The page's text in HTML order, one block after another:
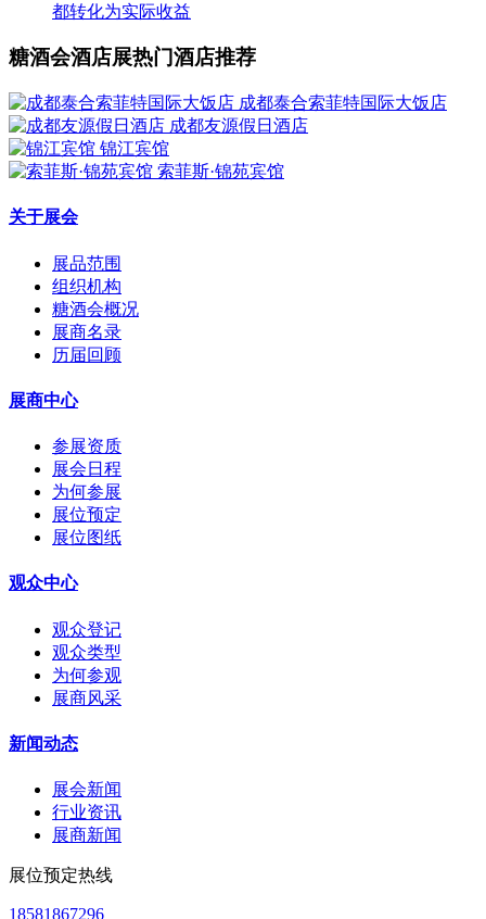
都转化为实际收益
糖酒会酒店展热门酒店推荐
成都泰合索菲特国际大饭店
成都友源假日酒店
锦江宾馆
索菲斯·锦苑宾馆
关于展会
展品范围
组织机构
糖酒会概况
展商名录
历届回顾
展商中心
参展资质
展会日程
为何参展
展位预定
展位图纸
观众中心
观众登记
观众类型
为何参观
展商风采
新闻动态
展会新闻
行业资讯
展商新闻
展位预定热线
18581867296